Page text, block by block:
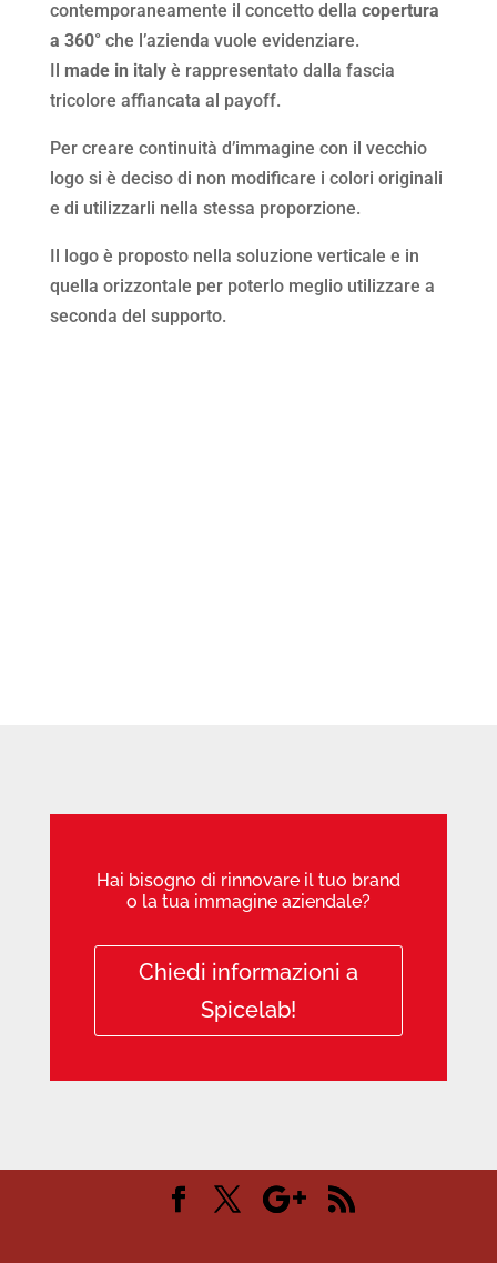
contemporaneamente il concetto della copertura
a 360° che l’azienda vuole evidenziare.
Il made in italyè rappresentato dalla fascia
tricolore affiancata al payoff.
Per creare continuità d’immagine con il vecchio
logo si è deciso di non modificare i colori originali
e di utilizzarli nella stessa proporzione.
Il logo è proposto nella soluzione verticale e in
quella orizzontale per poterlo meglio utilizzare a
seconda del supporto.
Hai bisogno di rinnovare il tuo brand
o la tua immagine aziendale?
Chiedi informazioni a
Spicelab!